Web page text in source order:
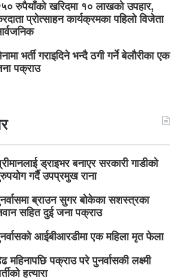
रुपैयाँको खरिदमा १० लाखको उपहार,
प्रोत्साहन कार्यक्रमका पहिलो विजेता
भर्ती गराइदिने भन्दै ठगी गर्ने बेलौरीका एक
पक्राउ
ड्राइभर बनाएर सरकारी गाडीको
गर्दै उपप्रमुख राना
ब्राउन सुगर बोकेका सशस्त्रका
सहित दुई जना पक्राउ
आईबीआरडीमा एक महिला मृत फेला
महिनापछि पक्राउ परे पुनर्वासकी लक्ष्मी
हत्यारा